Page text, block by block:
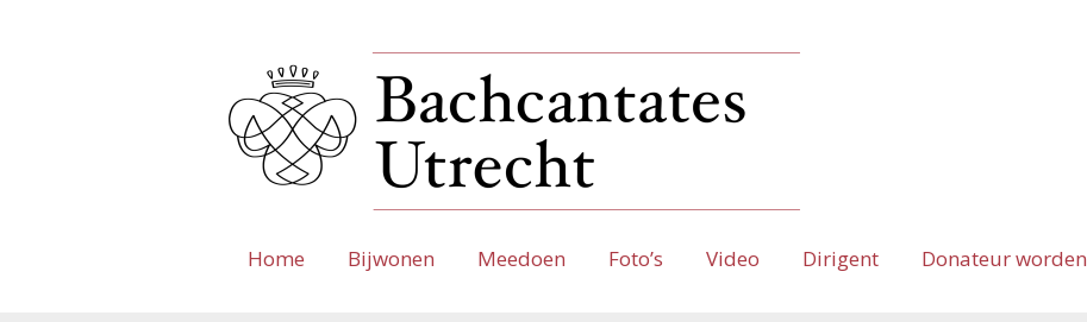
Home Bijwonen Meedoen Foto’s Video Dirigent Donateur worden